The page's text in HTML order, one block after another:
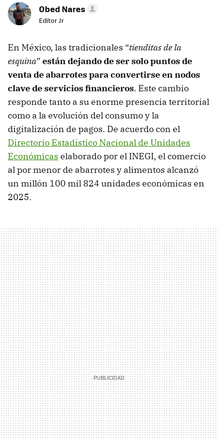
Obed Nares
Editor Jr
En México, las tradicionales “tienditas de la
esquina” están dejando de ser solo puntos de
venta de abarrotes para convertirse en nodos
clave de servicios financieros. Este cambio
responde tanto a su enorme presencia territorial
como a la evolución del consumo y la
digitalización de pagos. De acuerdo con el
Directorio Estadístico Nacional de Unidades
Económicas elaborado por el INEGI, el comercio
al por menor de abarrotes y alimentos alcanzó
un millón 100 mil 824 unidades económicas en
2025.